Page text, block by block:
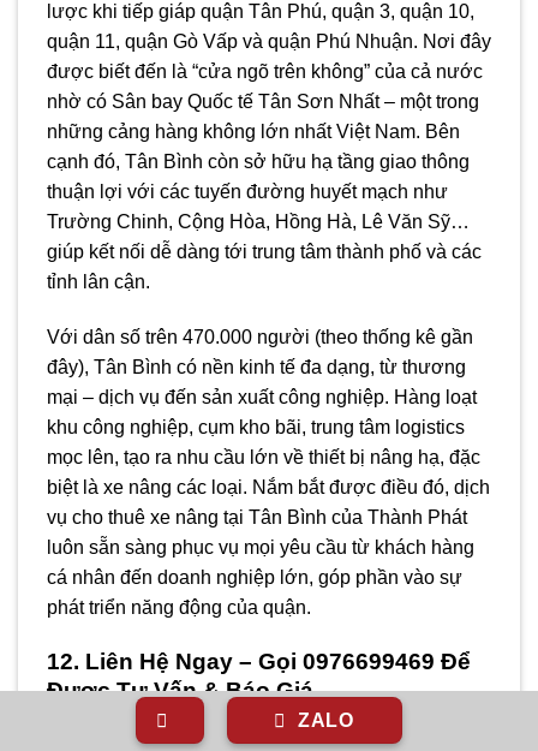
lược khi tiếp giáp quận Tân Phú, quận 3, quận 10,
quận 11, quận Gò Vấp và quận Phú Nhuận. Nơi đây
được biết đến là “cửa ngõ trên không” của cả nước
nhờ có Sân bay Quốc tế Tân Sơn Nhất – một trong
những cảng hàng không lớn nhất Việt Nam. Bên
cạnh đó, Tân Bình còn sở hữu hạ tầng giao thông
thuận lợi với các tuyến đường huyết mạch như
Trường Chinh, Cộng Hòa, Hồng Hà, Lê Văn Sỹ…
giúp kết nối dễ dàng tới trung tâm thành phố và các
tỉnh lân cận.
Với dân số trên 470.000 người (theo thống kê gần
đây), Tân Bình có nền kinh tế đa dạng, từ thương
mại – dịch vụ đến sản xuất công nghiệp. Hàng loạt
khu công nghiệp, cụm kho bãi, trung tâm logistics
mọc lên, tạo ra nhu cầu lớn về thiết bị nâng hạ, đặc
biệt là xe nâng các loại. Nắm bắt được điều đó, dịch
vụ cho thuê xe nâng tại Tân Bình của Thành Phát
luôn sẵn sàng phục vụ mọi yêu cầu từ khách hàng
cá nhân đến doanh nghiệp lớn, góp phần vào sự
phát triển năng động của quận.
12. Liên Hệ Ngay – Gọi 0976699469 Để
Được Tư Vấn & Báo Giá
Quý khách có nhu cầu thuê xe nâng tại Tân Bình
ZALO